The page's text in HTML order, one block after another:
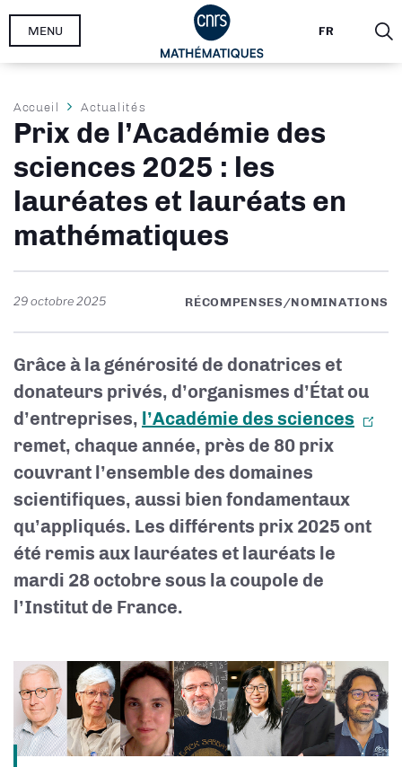
Aller
FR
MENU
Fil
d'Ariane
Accueil Actualités
Prix de l’Académie des
sciences 2025 : les
lauréates et lauréats en
mathématiques
29 octobre 2025 RÉCOMPENSES/NOMINATIONS
Grâce à la générosité de donatrices et
donateurs privés, d’organismes d’État ou
d’entreprises, l’Académie des sciences
remet, chaque année, près de 80 prix
couvrant l’ensemble des domaines
scientifiques, aussi bien fondamentaux
qu’appliqués. Les différents prix 2025 ont
été remis aux lauréates et lauréats le
mardi 28 octobre sous la coupole de
l’Institut de France.